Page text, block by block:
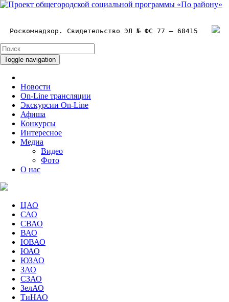
Роскомнадзор. Свидетельство ЭЛ № ФС 77 – 68415
Toggle navigation
Новости
On-Line трансляции
Экскурсии On-Line
Афиша
Конкурсы
Интересное
Медиа
Видео
Фото
О нас
ЦАО
САО
СВАО
ВАО
ЮВАО
ЮАО
ЮЗАО
ЗАО
СЗАО
ЗелАО
ТиНАО